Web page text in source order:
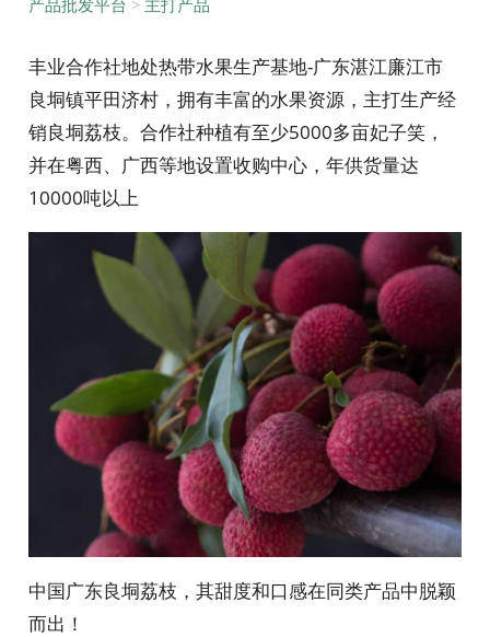
产品批发平台 > 主打产品
丰业合作社地处热带水果生产基地-广东湛江廉江市
良垌镇平田济村，拥有丰富的水果资源，主打生产经
销良垌荔枝。合作社种植有至少5000多亩妃子笑，
并在粤西、广西等地设置收购中心，年供货量达
10000吨以上
中国广东良垌荔枝，其甜度和口感在同类产品中脱颖
而出！